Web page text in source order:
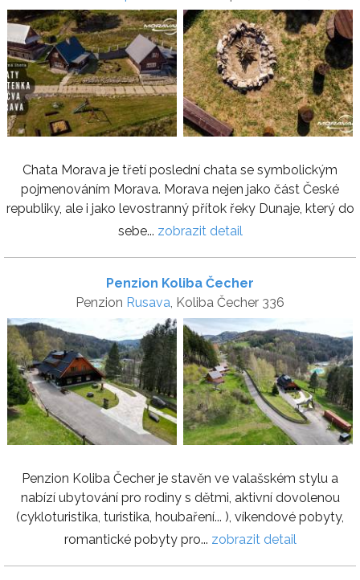
Chata Morava je třetí poslední chata se symbolickým
pojmenováním Morava. Morava nejen jako část České
republiky, ale i jako levostranný přítok řeky Dunaje, který do
sebe... zobrazit detail
Penzion Koliba Čecher
Penzion Rusava, Koliba Čecher 336
Penzion Koliba Čecher je stavěn ve valašském stylu a
nabízí ubytování pro rodiny s dětmi, aktivní dovolenou
(cykloturistika, turistika, houbaření... ), víkendové pobyty,
romantické pobyty pro... zobrazit detail